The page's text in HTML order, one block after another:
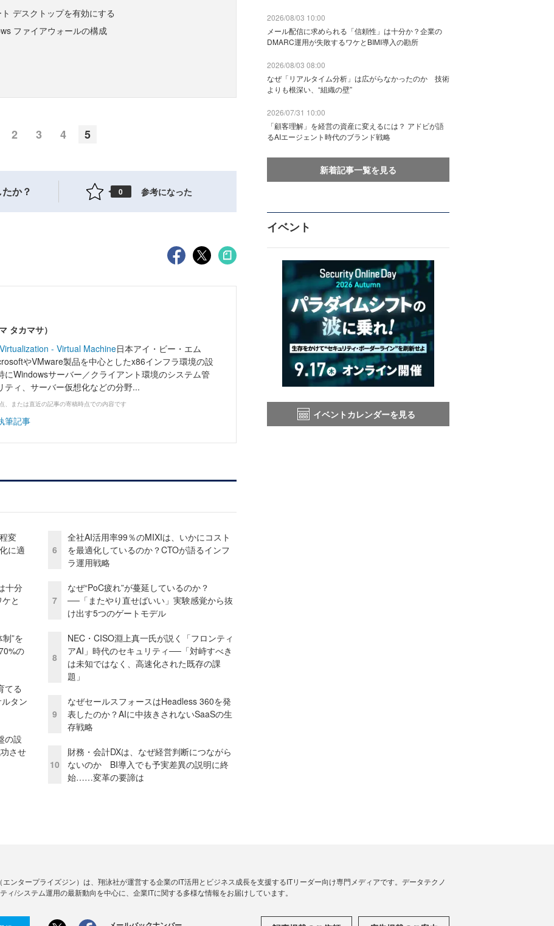
デスクトップを有効にする
ファイアウォールの構成
2 3 4 5
か？ 0 参考になった
タカマサ）
- Virtual Machine日本アイ・ビー・エム
やVMware製品を中心としたx86インフラ環境の設
にWindowsサーバー／クライアント環境のシステム管
ティ、サーバー仮想化などの分野...
、または直近の記事の寄稿時点での内容です
筆記事
変
に適
十分
と
”を
の
てる
タン
の設
させ
6
全社AI活用率99％のMIXIは、いかにコスト
を最適化しているのか？CTOが語るインフ
ラ運用戦略
7
なぜ“PoC疲れ”が蔓延しているのか？
──「またやり直せばいい」実験感覚から抜
け出す5つのゲートモデル
8
NEC・CISO淵上真一氏が説く「フロンティ
アAI」時代のセキュリティ──「対峙すべき
は未知ではなく、高速化された既存の課
題」
9
なぜセールスフォースはHeadless 360を発
表したのか？AIに中抜きされないSaaSの生
存戦略
10
財務・会計DXは、なぜ経営判断につながら
ないのか BI導入でも予実差異の説明に終
始……変革の要諦は
2026/08/03 10:00
メール配信に求められる「信頼性」は十分か？企業の
DMARC運用が失敗するワケとBIMI導入の勘所
2026/08/03 08:00
なぜ「リアルタイム分析」は広がらなかったのか 技術
よりも根深い、“組織の壁”
2026/07/31 10:00
「顧客理解」を経営の資産に変えるには？ アドビが語
るAIエージェント時代のブランド戦略
新着記事一覧を見る
イベント
イベントカレンダーを見る
エンタープライズジン）は、翔泳社が運営する企業のIT活用とビジネス成長を支援するITリーダー向け専門メディアです。データテクノ
ィ/システム運用の最新動向を中心に、企業ITに関する多様な情報をお届けしています。